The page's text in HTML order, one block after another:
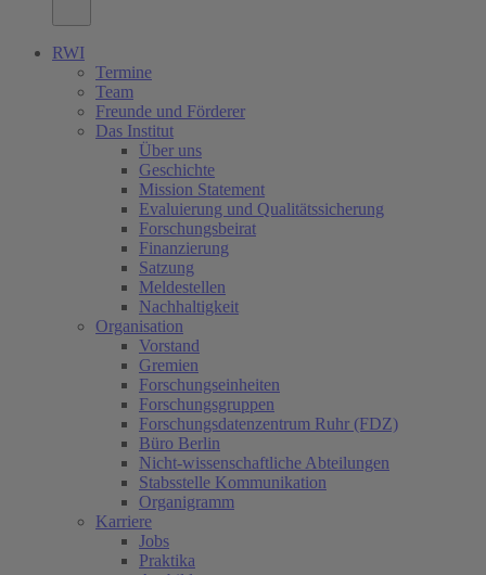
RWI
Termine
Team
Freunde und Förderer
Das Institut
Über uns
Geschichte
Mission Statement
Evaluierung und Qualitätssicherung
Forschungsbeirat
Finanzierung
Satzung
Meldestellen
Nachhaltigkeit
Organisation
Vorstand
Gremien
Forschungseinheiten
Forschungsgruppen
Forschungsdatenzentrum Ruhr (FDZ)
Büro Berlin
Nicht-wissenschaftliche Abteilungen
Stabsstelle Kommunikation
Organigramm
Karriere
Jobs
Praktika